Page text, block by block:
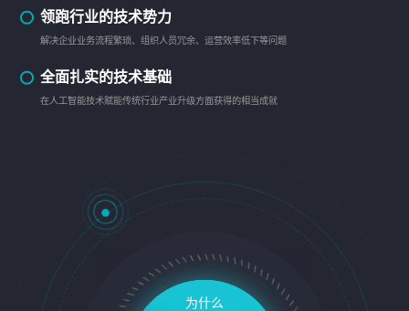
领跑行业的技术势力
解决企业业务流程繁琐、组织人员冗余、运营效率低下等问题
全面扎实的技术基础
在人工智能技术赋能传统行业产业升级方面获得的相当成就
为什么